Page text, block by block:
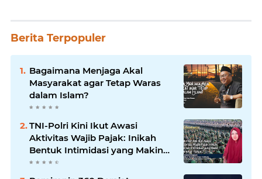
Berita Terpopuler
Bagaimana Menjaga Akal
Masyarakat agar Tetap Waras
dalam Islam?
TNI-Polri Kini Ikut Awasi
Aktivitas Wajib Pajak: Inikah
Bentuk Intimidasi yang Makin
Menekan Rakyat?